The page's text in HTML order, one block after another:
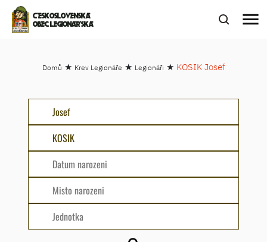
ČESKOSLOVENSKÁ
OBEC LEGIONÁŘSKÁ
menu
Domů ★ Krev Legionáře ★ Legionáři ★ KOSIK Josef